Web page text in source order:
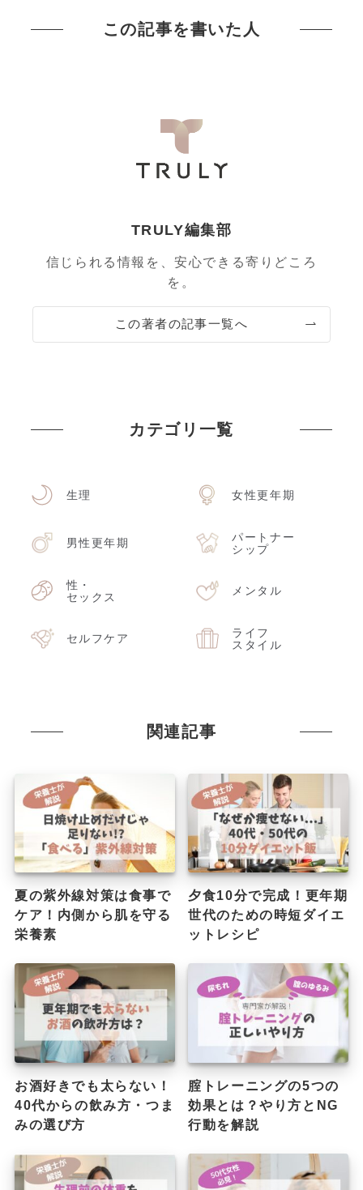
この記事を書いた人
TRULY編集部
信じられる情報を、安心できる寄りどころ
を。
この著者の記事一覧へ
カテゴリ一覧
生理 女性更年期
男性更年期
パートナー
シップ
性・
セックス
メンタル
セルフケア
ライフ
スタイル
関連記事
夏の紫外線対策は食事で
ケア！内側から肌を守る
栄養素
夕食10分で完成！更年期
世代のための時短ダイエ
ットレシピ
お酒好きでも太らない！
40代からの飲み方・つま
みの選び方
腟トレーニングの5つの
効果とは？やり方とNG
行動を解説